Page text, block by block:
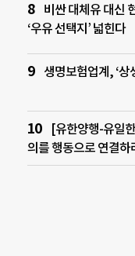
비싼 대체유 대신
‘우유 선택지’ 넓힌다
생명보험업계, ‘상
[유한양행-유일
의를 행동으로 연결하